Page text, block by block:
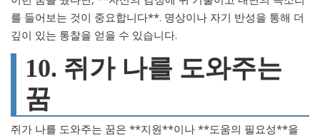
를 들어보는 것이 중요합니다**. 명상이나 자기 반성을 통해 더
깊이 있는 통찰을 얻을 수 있습니다.
10. 쥐가 나를 도와주는
꿈
쥐가 나를 도와주는 꿈은 **지원**이나 **도움의 필요성**을